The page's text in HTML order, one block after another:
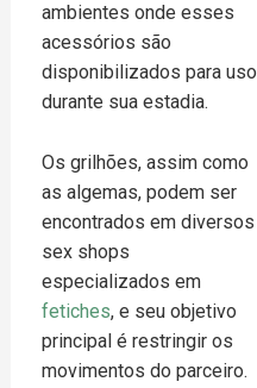
ambientes onde esses
acessórios são
disponibilizados para uso
durante sua estadia.
Os grilhões, assim como
as algemas, podem ser
encontrados em diversos
sex shops
especializados em
fetiches, e seu objetivo
principal é restringir os
movimentos do parceiro.